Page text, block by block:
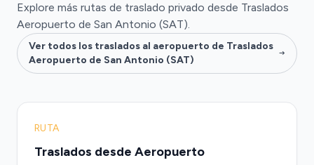
Explore más rutas de traslado privado desde Traslados
Aeropuerto de San Antonio (SAT).
Ver todos los traslados al aeropuerto de Traslados
Aeropuerto de San Antonio (SAT)
RUTA
Traslados desde Aeropuerto